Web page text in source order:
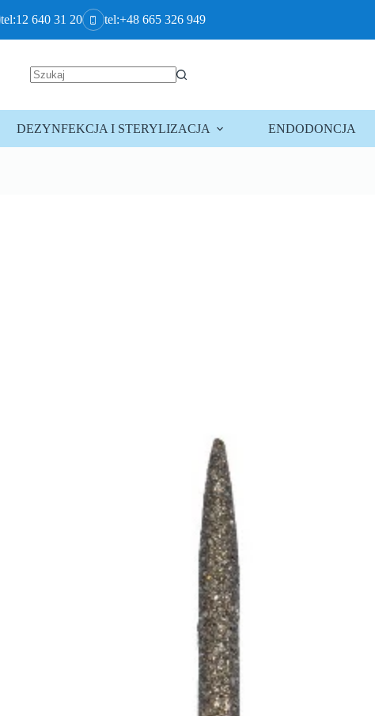
tel:12 640 31 20 tel:+48 665 326 949
DEZYNFEKCJA I STERYLIZACJA ENDODONCJA